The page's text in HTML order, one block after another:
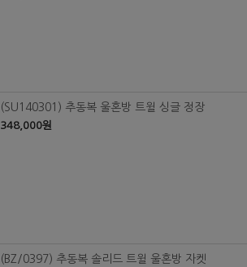
(SU140301) 추동복 울혼방 트윌 싱글 정장
348,000원
(BZ/0397) 추동복 솔리드 트윌 울혼방 자켓